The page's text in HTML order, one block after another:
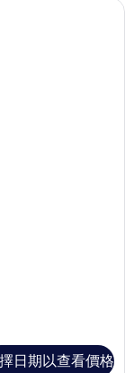
日期以查看價格